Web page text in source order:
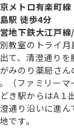
メトロ有楽町
駅 徒歩4分
地下鉄大江戸
教室のトライ
て、清澄通り
みのり薬局さ
（ファミリーマ
き駅からはA１
通り沿いに進ん
です。